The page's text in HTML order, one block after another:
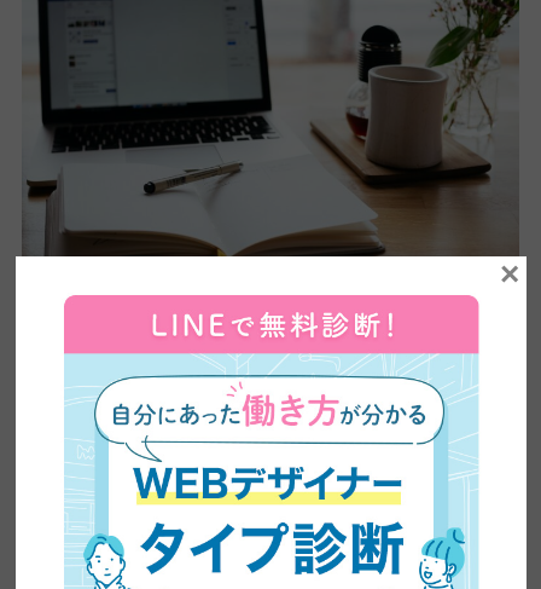
特別加入制度で労災保険が適用される人はかなり多くなりました
加入できないフリーランスも多くいます。
ここからは労災保険に加入できないフリーランスにおす
すめの民間保険をご紹介していきます
医療保険
フリーランスにおすすめする保険として医療保険があります。医
×